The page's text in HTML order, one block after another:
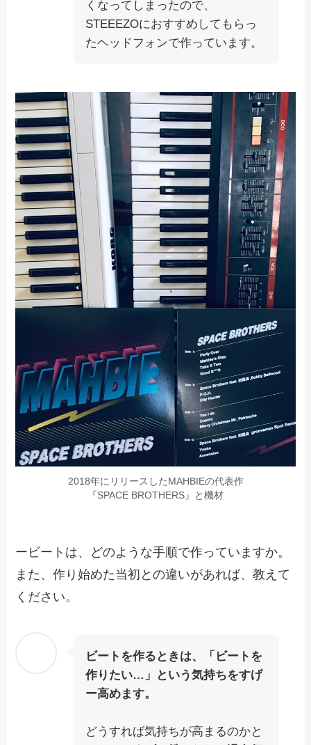
くなってしまったので、
STEEEZOにおすすめしてもらっ
たヘッドフォンで作っています。
2018年にリリースしたMAHBIEの代表作
『SPACE BROTHERS』と機材
ービートは、どのような手順で作っていますか。
また、作り始めた当初との違いがあれば、教えて
ください。
ビートを作るときは、「ビートを
作りたい…」という気持ちをすげ
ー高めます。
どうすれば気持ちが高まるのかと